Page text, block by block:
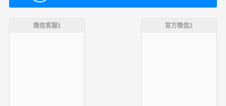
微信客服1 官方微信2